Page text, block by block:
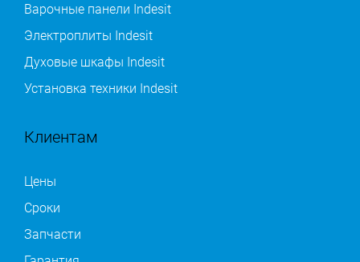
Варочные панели Indesit
Электроплиты Indesit
Духовые шкафы Indesit
Установка техники Indesit
Клиентам
Цены
Сроки
Запчасти